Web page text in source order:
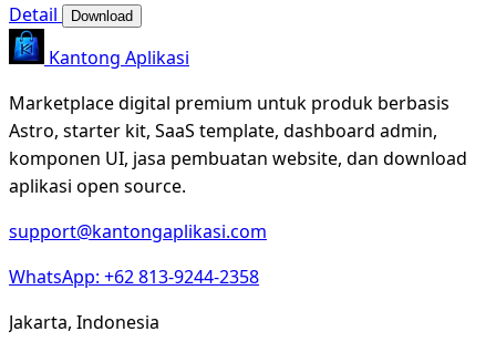
Detail
Download
Kantong Aplikasi
Marketplace digital premium untuk produk berbasis
Astro, starter kit, SaaS template, dashboard admin,
komponen UI, jasa pembuatan website, dan download
aplikasi open source.
support@kantongaplikasi.com
WhatsApp: +62 813-9244-2358
Jakarta, Indonesia